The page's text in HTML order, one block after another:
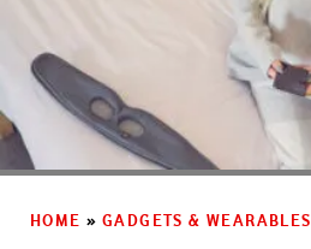
HOME » GADGETS & WEARABLES